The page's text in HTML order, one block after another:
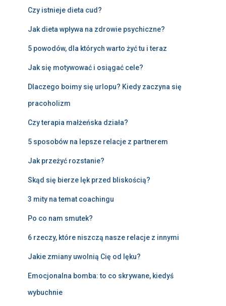
Czy istnieje dieta cud?
Jak dieta wpływa na zdrowie psychiczne?
5 powodów, dla których warto żyć tu i teraz
Jak się motywować i osiągać cele?
Dlaczego boimy się urlopu? Kiedy zaczyna się
pracoholizm
Czy terapia małżeńska działa?
5 sposobów na lepsze relacje z partnerem
Jak przeżyć rozstanie?
Skąd się bierze lęk przed bliskością?
3 mity na temat coachingu
Po co nam smutek?
6 rzeczy, które niszczą nasze relacje z innymi
Jakie zmiany uwolnią Cię od lęku?
Emocjonalna bomba: to co skrywane, kiedyś
wybuchnie